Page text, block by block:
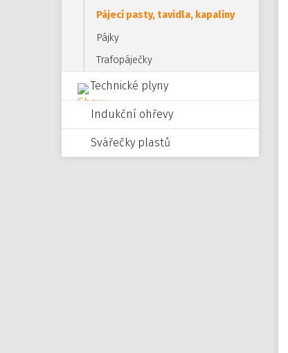
Pájecí pasty, tavidla, kapaliny
Pájky
Trafopáječky
Technické plyny
Indukční ohřevy
Svářečky plastů